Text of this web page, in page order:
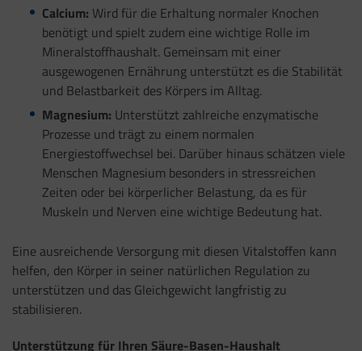
Calcium: Wird für die Erhaltung normaler Knochen
benötigt und spielt zudem eine wichtige Rolle im
Mineralstoffhaushalt. Gemeinsam mit einer
ausgewogenen Ernährung unterstützt es die Stabilität
und Belastbarkeit des Körpers im Alltag.
Magnesium: Unterstützt zahlreiche enzymatische
Prozesse und trägt zu einem normalen
Energiestoffwechsel bei. Darüber hinaus schätzen viele
Menschen Magnesium besonders in stressreichen
Zeiten oder bei körperlicher Belastung, da es für
Muskeln und Nerven eine wichtige Bedeutung hat.
Eine ausreichende Versorgung mit diesen Vitalstoffen kann
helfen, den Körper in seiner natürlichen Regulation zu
unterstützen und das Gleichgewicht langfristig zu
stabilisieren.
Unterstützung für Ihren Säure-Basen-Haushalt